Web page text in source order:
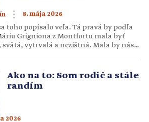
8. mája 2026
toho popísalo veľa. Tá pravá by podľa
Grigniona z Montfortu mala byť
vytrvalá a nezištná. Mala by nás
cestičku. Rozmýšľame, ako jej dať v
miesto. Čítame […]
Ako na to: Som rodič a stále
randím
2026